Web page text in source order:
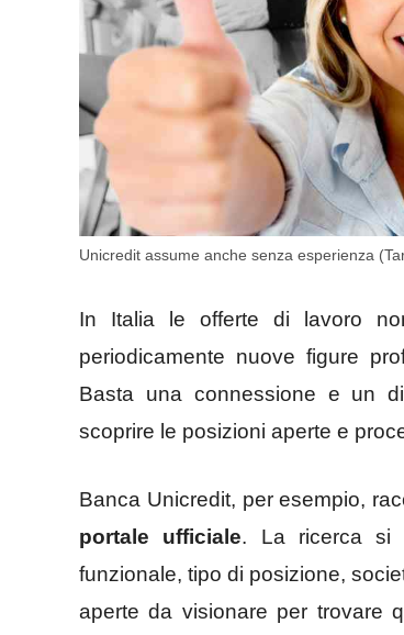
Unicredit assume anche senza esperienza
In Italia le offerte di lavoro
periodicamente nuove figure
Basta una connessione e un
scoprire le posizioni aperte e
Banca Unicredit, per esempio,
portale ufficiale. La ricerca si
funzionale, tipo di posizione,
aperte da visionare per trovare